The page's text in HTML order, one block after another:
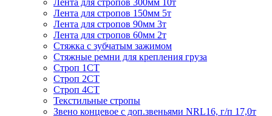
Лента для стропов 300мм 10т
Лента для стропов 150мм 5т
Лента для стропов 90мм 3т
Лента для стропов 60мм 2т
Стяжка с зубчатым зажимом
Стяжные ремни для крепления груза
Строп 1СТ
Строп 2СТ
Строп 4СТ
Текстильные стропы
Звено концевое с доп.звеньями NRL16, г/п 17,0т